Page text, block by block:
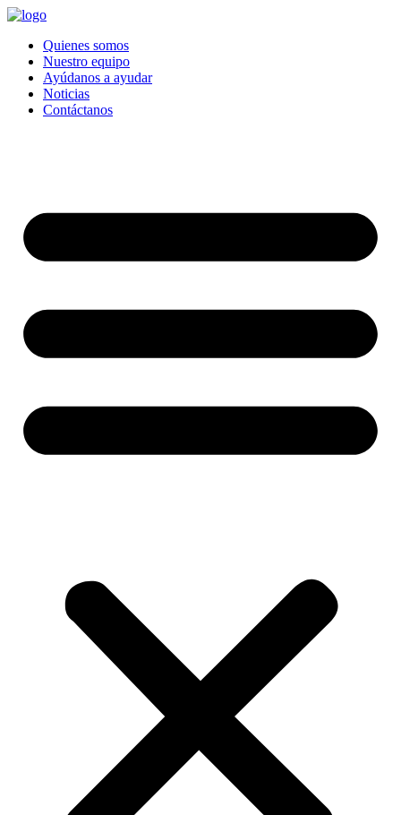
Quienes somos
Nuestro equipo
Ayúdanos a ayudar
Noticias
Contáctanos